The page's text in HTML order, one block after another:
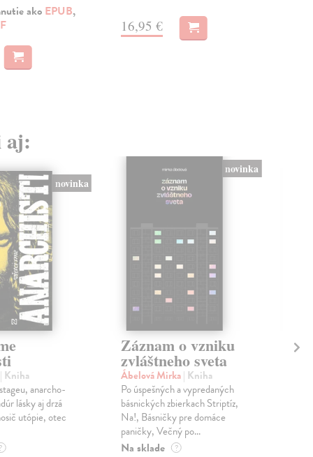
ako EPUB,
16,95 €
aj:
novinka
| Kniha
anarcho-
lásky aj drzá
utópie, otec
novinka
Záznam o vzniku
zvláštneho sveta
Ábelová Mirka| Kniha
Po úspešných a vypredaných
básnických zbierkach Striptíz,
Na!, Básničky pre domáce
paničky, Večný po...
Na sklade ?